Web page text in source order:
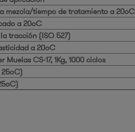
mezcla/tiempo de tratamiento a 20ºC
a 20ºC
tracción (ISO 527)
a 20ºC
Muelas CS-17, 1Kg, 1000 ciclos